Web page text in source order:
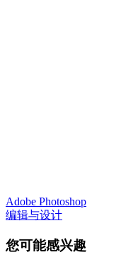
Adobe Photoshop
编辑与设计
您可能感兴趣